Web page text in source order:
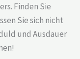
Finden Sie
Sie sich nicht
und Ausdauer